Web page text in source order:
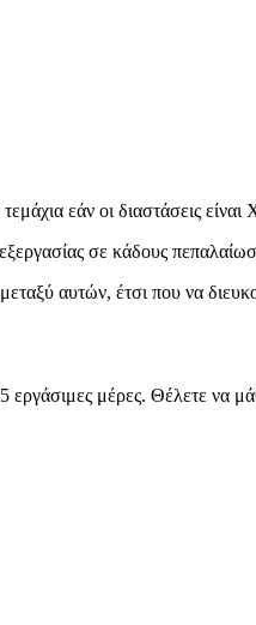
εάν οι διαστάσεις
σε κάδους
αυτών, έτσι που να
μέρες. Θέλετε να